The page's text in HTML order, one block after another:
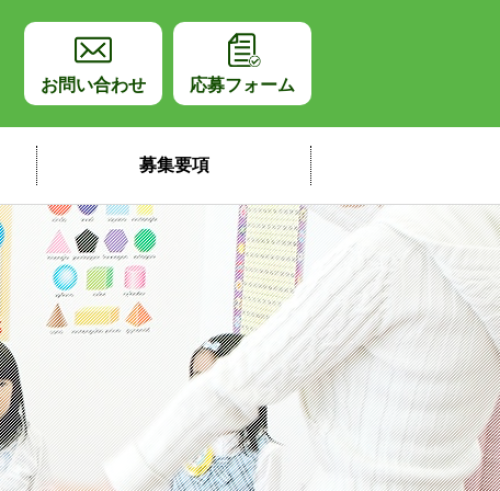
採用サイト
お問い合わせ 応募フォーム
募集要項